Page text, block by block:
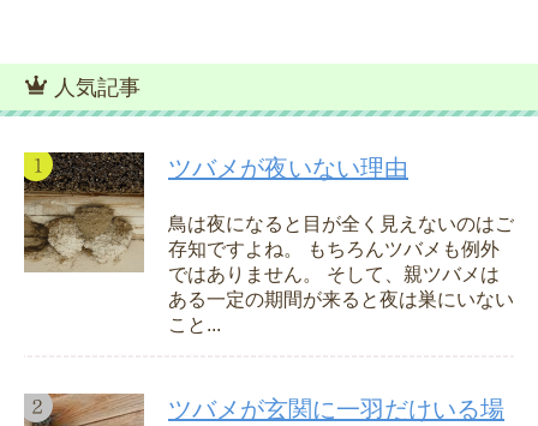
人気記事
ツバメが夜いない理由
鳥は夜になると目が全く見えないのはご
存知ですよね。 もちろんツバメも例外
ではありません。 そして、親ツバメは
ある一定の期間が来ると夜は巣にいない
こと...
ツバメが玄関に一羽だけいる場